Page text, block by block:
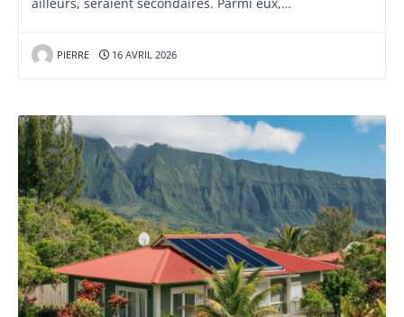
PIERRE 16 AVRIL 2026